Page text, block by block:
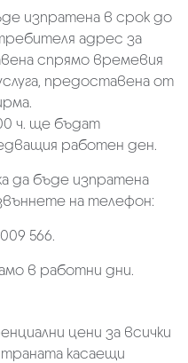
изпратена в срок до
адрес за
спрямо времевия
предоставена от
ч. ще бъдат
работен ден.
да бъде изпратена
на телефон:
566.
в работни дни.
цени за всички
касаещи